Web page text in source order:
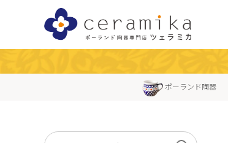
ポーランド陶器